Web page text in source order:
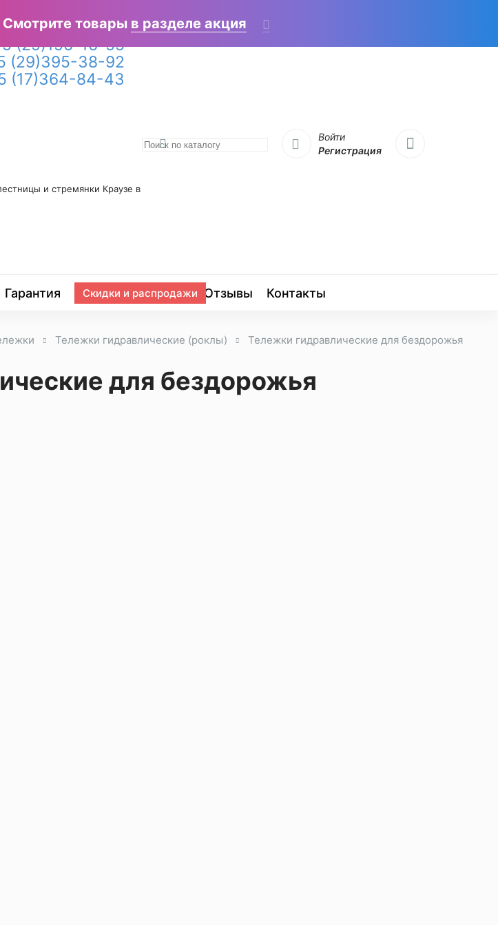
(29)196-16-55
(29)395-38-92
(17)364-84-43
и стремянки Краузе в
Войти
Регистрация
Гарантия Акции %
Скидки и распродажи
Бренды Отзывы Контакты
Тележки гидравлические (роклы) Тележки гидравлические для бездорожья
для бездорожья
товары в разделе акция